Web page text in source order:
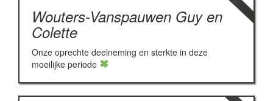
Wouters-Vanspauwen Guy en
Colette
Onze oprechte deelneming en sterkte in deze
moeilijke periode